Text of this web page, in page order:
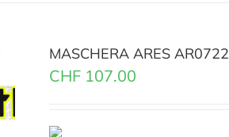
MASCHERA ARES AR0722
CHF 107.00